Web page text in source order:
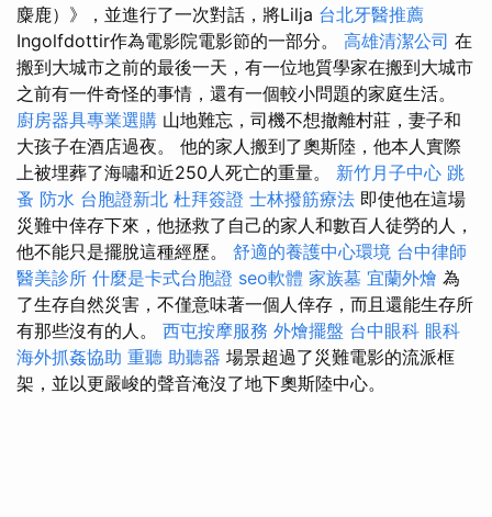
麋鹿）》，並進行了一次對話，將Lilja 台北牙醫推薦
Ingolfdottir作為電影院電影節的一部分。 高雄清潔公司 在
搬到大城市之前的最後一天，有一位地質學家在搬到大城市
之前有一件奇怪的事情，還有一個較小問題的家庭生活。
廚房器具專業選購 山地難忘，司機不想撤離村莊，妻子和
大孩子在酒店過夜。 他的家人搬到了奧斯陸，他本人實際
上被埋葬了海嘯和近250人死亡的重量。 新竹月子中心 跳
蚤 防水 台胞證新北 杜拜簽證 士林撥筋療法 即使他在這場
災難中倖存下來，他拯救了自己的家人和數百人徒勞的人，
他不能只是擺脫這種經歷。 舒適的養護中心環境 台中律師
醫美診所 什麼是卡式台胞證 seo軟體 家族墓 宜蘭外燴 為
了生存自然災害，不僅意味著一個人倖存，而且還能生存所
有那些沒有的人。 西屯按摩服務 外燴擺盤 台中眼科 眼科
海外抓姦協助 重聽 助聽器 場景超過了災難電影的流派框
架，並以更嚴峻的聲音淹沒了地下奧斯陸中心。